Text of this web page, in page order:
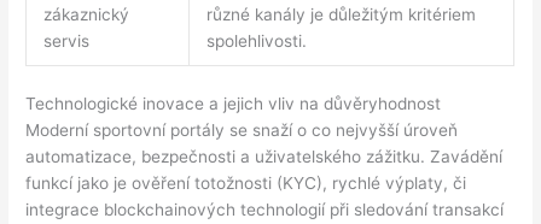
zákaznický
servis
různé kanály je důležitým kritériem
spolehlivosti.
Technologické inovace a jejich vliv na důvěryhodnost
Moderní sportovní portály se snaží o co nejvyšší úroveň
automatizace, bezpečnosti a uživatelského zážitku. Zavádění
funkcí jako je ověření totožnosti (KYC), rychlé výplaty, či
integrace blockchainových technologií při sledování transakcí